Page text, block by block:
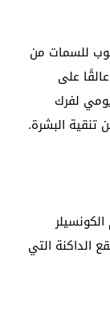
للسمات من
على
لفرك
تنقية البشرة.
الداكنة التي